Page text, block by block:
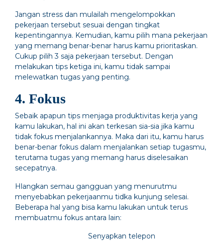
Jangan stress dan mulailah mengelompokkan
pekerjaan tersebut sesuai dengan tingkat
kepentingannya. Kemudian, kamu pilih mana pekerjaan
yang memang benar-benar harus kamu prioritaskan.
Cukup pilih 3 saja pekerjaan tersebut. Dengan
melakukan tips ketiga ini, kamu tidak sampai
melewatkan tugas yang penting.
4. Fokus
Sebaik apapun tips menjaga produktivitas kerja yang
kamu lakukan, hal ini akan terkesan sia-sia jika kamu
tidak fokus menjalankannya. Maka dari itu, kamu harus
benar-benar fokus dalam menjalankan setiap tugasmu,
terutama tugas yang memang harus diselesaikan
secepatnya.
Hlangkan semau gangguan yang menurutmu
menyebabkan pekerjaanmu tidka kunjung selesai.
Beberapa hal yang bisa kamu lakukan untuk terus
membuatmu fokus antara lain:
Senyapkan telepon